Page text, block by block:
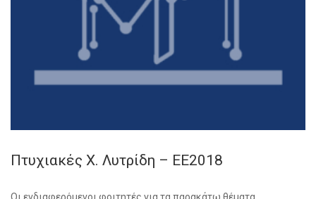
Πτυχιακές Χ. Λυτρίδη – EE2018